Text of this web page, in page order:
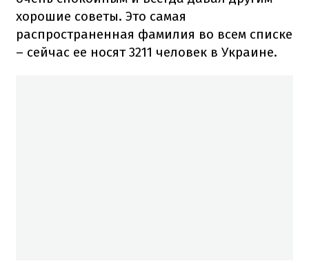
хорошие советы. Это самая
распространенная фамилия во всем списке
– сейчас ее носят 3211 человек в Украине.